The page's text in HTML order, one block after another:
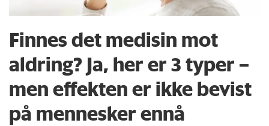
Finnes det medisin mot
aldring? Ja, her er 3 typer –
men effekten er ikke bevist
på mennesker ennå